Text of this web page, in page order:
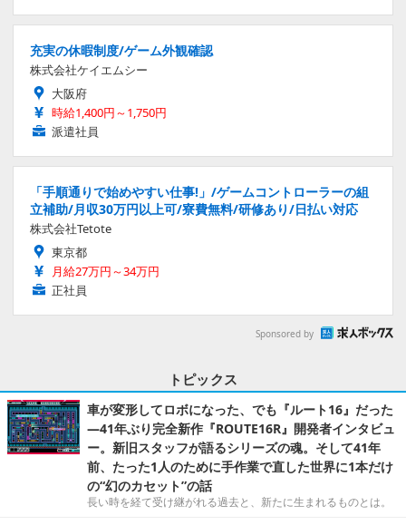
充実の休暇制度/ゲーム外観確認
株式会社ケイエムシー
大阪府
時給1,400円～1,750円
派遣社員
「手順通りで始めやすい仕事!」/ゲームコントローラーの組
立補助/月収30万円以上可/寮費無料/研修あり/日払い対応
株式会社Tetote
東京都
月給27万円～34万円
正社員
Sponsored by
トピックス
車が変形してロボになった、でも『ルート16』だった
―41年ぶり完全新作『ROUTE16R』開発者インタビュ
ー。新旧スタッフが語るシリーズの魂。そして41年
前、たった1人のために手作業で直した世界に1本だけ
の“幻のカセット”の話
長い時を経て受け継がれる過去と、新たに生まれるものとは。